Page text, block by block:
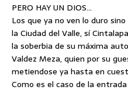
PERO HAY UN DIOS…
Los que ya no ven lo duro
la Ciudad del Valle, sí
la soberbia de su máxima
Valdez Meza, quien por su
metiendose ya hasta en
Como es el caso de la